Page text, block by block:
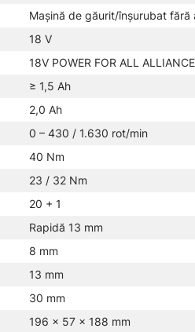
Maşină de găurit/înşurubat fără
18 V
18V POWER FOR ALL ALLIANCE
≥ 1,5 Ah
2,0 Ah
0 – 430 / 1.630 rot/min
40 Nm
23 / 32 Nm
20 + 1
Rapidă 13 mm
8 mm
13 mm
30 mm
196 × 57 × 188 mm